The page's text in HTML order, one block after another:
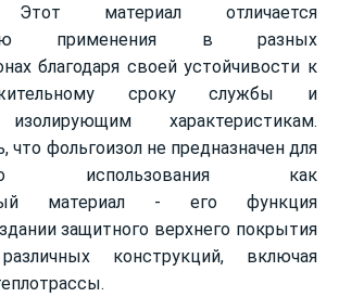
Этот материал отличается
применения в разных
благодаря своей устойчивости к
сроку службы и
характеристикам.
что фольгоизол не предназначен для
использования как
материал - его функция
защитного верхнего покрытия
конструкций, включая